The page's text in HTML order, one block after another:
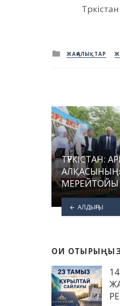
Posted
in
ЖАҢАЛЫҚТАР
ТҮРКІСТАН:
МЕРЕЙТОЙЫ
АЛДЫҢҒЫ
ОҚИ